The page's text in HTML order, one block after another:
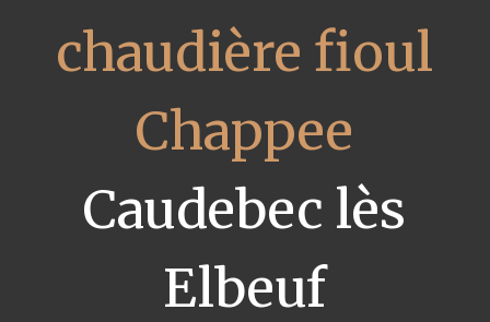
chaudière fioul
Chappee
Caudebec lès
Elbeuf